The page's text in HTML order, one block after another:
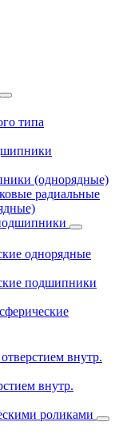
типа
(однорядные)
радиальные
однорядные
подшипники
внутр.
внутр.
роликами